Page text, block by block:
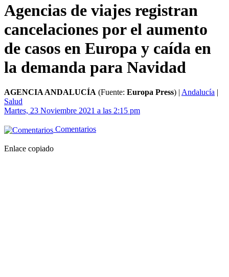
Agencias de viajes registran
cancelaciones por el aumento
de casos en Europa y caída en
la demanda para Navidad
AGENCIA ANDALUCÍA (Fuente: Europa Press) | Andalucía |
Salud
Martes, 23 Noviembre 2021 a las 2:15 pm
Comentarios
Enlace copiado